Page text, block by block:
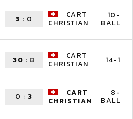
3 : 0
CART
CHRISTIAN
10-
BALL
30 : 8
CART
CHRISTIAN
14-1
0 : 3
CART
CHRISTIAN
8-
BALL